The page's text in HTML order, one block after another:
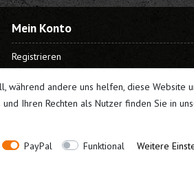
während andere uns helfen, diese Website
Ihren Rechten als Nutzer finden Sie in
PayPal Funktional Weitere
Mein Konto
Registrieren